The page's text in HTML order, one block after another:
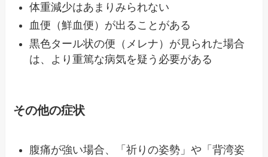
体重減少はあまりみられない
血便（鮮血便）が出ることがある
黒色タール状の便（メレナ）が見られた場合
は、より重篤な病気を疑う必要がある
その他の症状
腹痛が強い場合、「祈りの姿勢」や「背湾姿